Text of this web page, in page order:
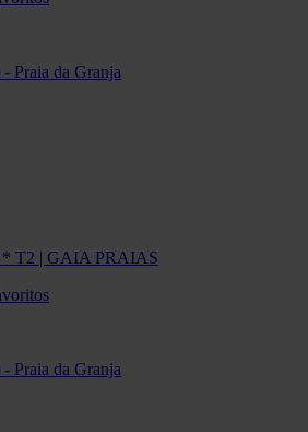
- Praia da Granja
- Praia da Granja